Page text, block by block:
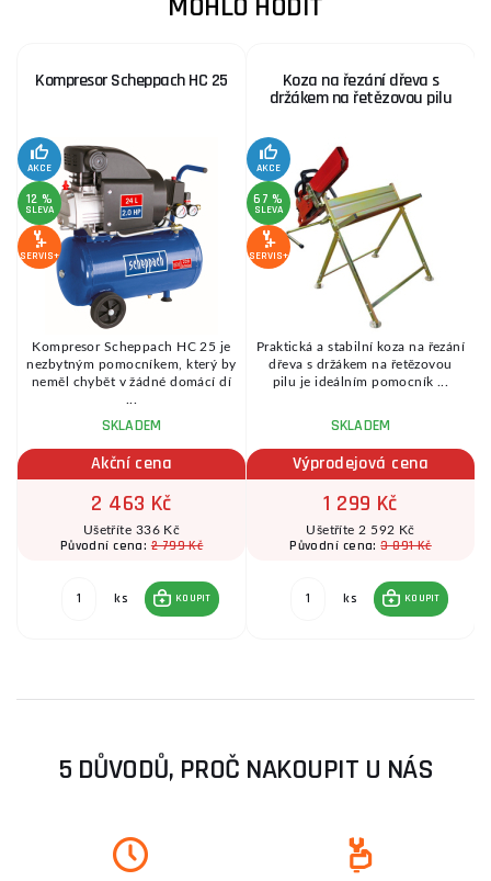
Kompresor Scheppach HC 25
AKCE
12 %
SLEVA
SERVIS+
Kompresor Scheppach HC 25 je
nezbytným pomocníkem, který by
neměl chybět v žádné domácí dí
SKLADEM
Akční cena
2 463 Kč
Ušetříte 336 Kč
Původní cena:2 799 Kč
ks KOUPIT
Koza na řezání dřeva s
držákem na řetězovou pilu
AKCE
67 %
SLEVA
SERVIS+
Praktická a stabilní koza na řezání
dřeva s držákem na řetězovou
pilu je ideálním pomocník ...
SKLADEM
Výprodejová cena
1 299 Kč
Ušetříte 2 592 Kč
Původní cena:3 891 Kč
ks KOUPIT
5 DŮVODŮ, PROČ NAKOUPIT U NÁS